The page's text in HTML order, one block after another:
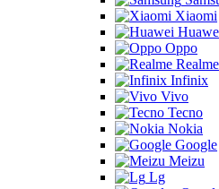
Xiaomi
Oppo
Realme
Infinix
Vivo
Tecno
Nokia
Google
Meizu
Lg